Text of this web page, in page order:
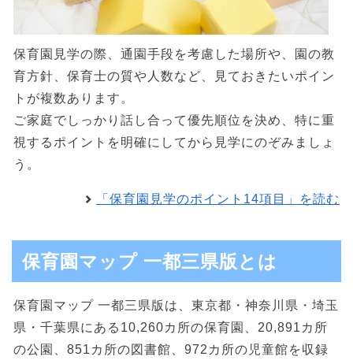
保育園見学の際、通園手段を考慮した場所や、園の教
育方針、保育士の質や人数など、見ておきたいポイン
トが複数あります。
ご家庭でしっかり話し合って優先順位を決め、特に重
視するポイントを明確にしてから見学にのぞみましょ
う。
「保育園見学のポイント14項目」を読む
保育園マップ 一都三県版とは
保育園マップ 一都三県版は、東京都・神奈川県・埼玉
県・千葉県にある10,260カ所の保育園、20,891カ所
の公園、851カ所の図書館、972カ所の児童館を収録